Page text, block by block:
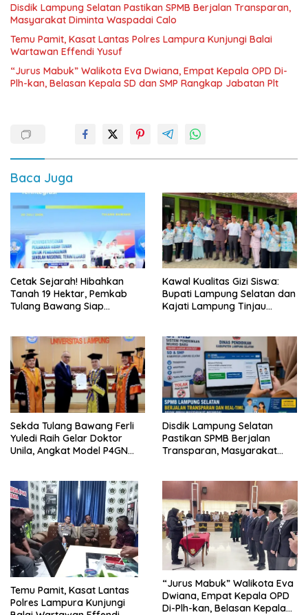
Disdik Lampung Selatan Pastikan SPMB Berjalan Transparan,
Masyarakat Diminta Waspadai Calo
Temu Pamit, Kasat Lantas Polres Lampura Kunjungi Balai
Wartawan Effendi Yusuf
“Jurus Mabuk” Walikota Eva Dwiana, Empat Kepala OPD Di-
Plh-kan, Belasan Kepala SD dan SMP Rangkap Jabatan Plt
Baca Juga
Cetak Sejarah! Hibahkan
Tanah 19 Hektar, Pemkab
Tulang Bawang Siap
Lampung
Kawal Kualitas Gizi Siswa:
Bupati Lampung Selatan dan
Kajati Lampung Tinjau
Sekda Tulang Bawang Ferli
Yuledi Raih Gelar Doktor
Unila, Angkat Model P4GN
Disdik Lampung Selatan
Pastikan SPMB Berjalan
Transparan, Masyarakat
Temu Pamit, Kasat Lantas
Polres Lampura Kunjungi
“Jurus Mabuk” Walikota Eva
Dwiana, Empat Kepala OPD
Di-Plh-kan, Belasan Kepala